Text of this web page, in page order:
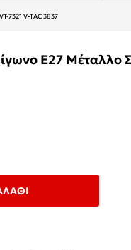
7321 V-TAC 3837
E27 Μέταλλο